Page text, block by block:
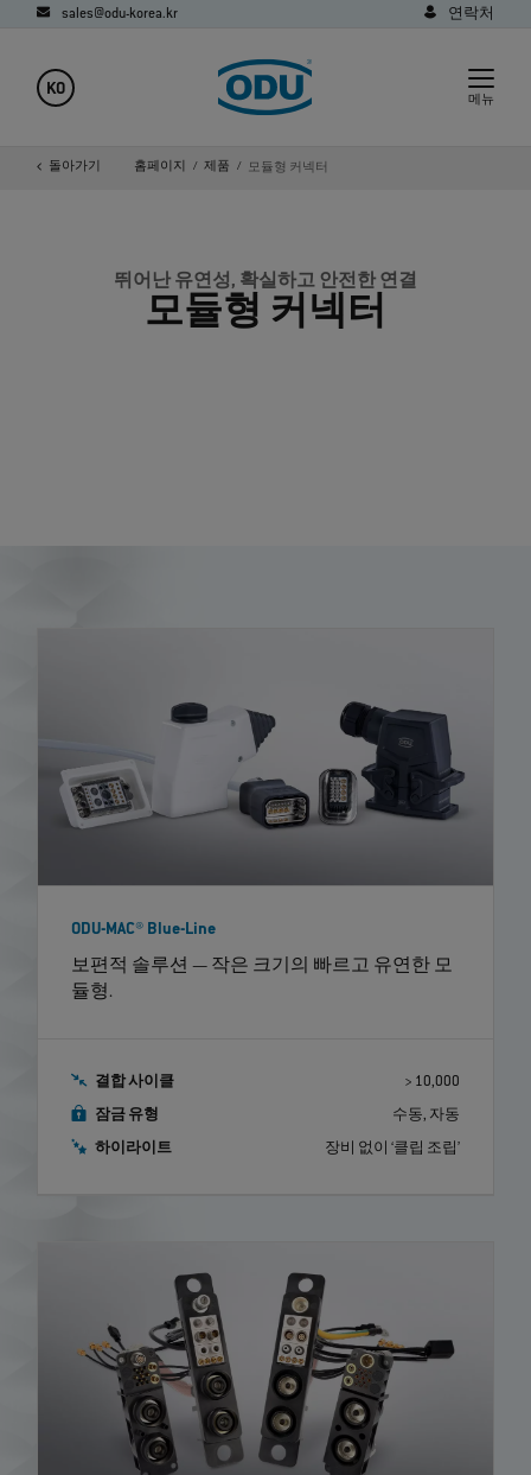
sales@odu-korea.kr 연락처
KO
메뉴
돌아가기 홈페이지 제품 모듈형 커넥터
뛰어난 유연성, 확실하고 안전한 연결
모듈형 커넥터
ODU-MAC® Blue-Line
보편적 솔루션 — 작은 크기의 빠르고 유연한 모
듈형.
결합 사이클 > 10,000
잠금 유형 수동, 자동
하이라이트 장비 없이 ‘클립 조립’